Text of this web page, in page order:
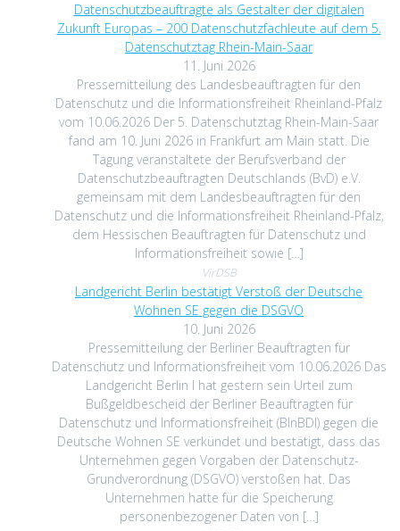
Datenschutzbeauftragte als Gestalter der digitalen
Zukunft Europas – 200 Datenschutzfachleute auf dem 5.
Datenschutztag Rhein-Main-Saar
11. Juni 2026
Pressemitteilung des Landesbeauftragten für den
Datenschutz und die Informationsfreiheit Rheinland-Pfalz
vom 10.06.2026 Der 5. Datenschutztag Rhein-Main-Saar
fand am 10. Juni 2026 in Frankfurt am Main statt. Die
Tagung veranstaltete der Berufsverband der
Datenschutzbeauftragten Deutschlands (BvD) e.V.
gemeinsam mit dem Landesbeauftragten für den
Datenschutz und die Informationsfreiheit Rheinland-Pfalz,
dem Hessischen Beauftragten für Datenschutz und
Informationsfreiheit sowie […]
VirDSB
Landgericht Berlin bestätigt Verstoß der Deutsche
Wohnen SE gegen die DSGVO
10. Juni 2026
Pressemitteilung der Berliner Beauftragten für
Datenschutz und Informationsfreiheit vom 10.06.2026 Das
Landgericht Berlin I hat gestern sein Urteil zum
Bußgeldbescheid der Berliner Beauftragten für
Datenschutz und Informationsfreiheit (BlnBDI) gegen die
Deutsche Wohnen SE verkündet und bestätigt, dass das
Unternehmen gegen Vorgaben der Datenschutz-
Grundverordnung (DSGVO) verstoßen hat. Das
Unternehmen hatte für die Speicherung
personenbezogener Daten von […]